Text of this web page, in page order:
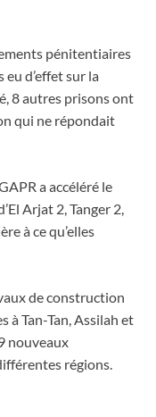
pénitentiaires
eu d’effet sur la
8 autres prisons ont
qui ne répondait
a accéléré le
Arjat 2, Tanger 2,
à ce qu’elles
de construction
Tan-Tan, Assilah et
nouveaux
régions.